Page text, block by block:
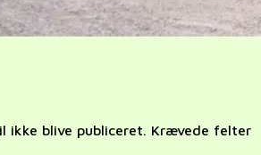
ikke blive publiceret. Krævede felter